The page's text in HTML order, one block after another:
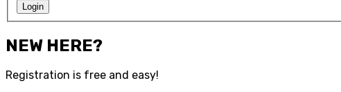
Login
NEW HERE?
Registration is free and easy!